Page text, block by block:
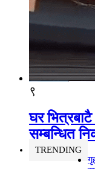
९
घर
सम्बन्धित
TRENDING